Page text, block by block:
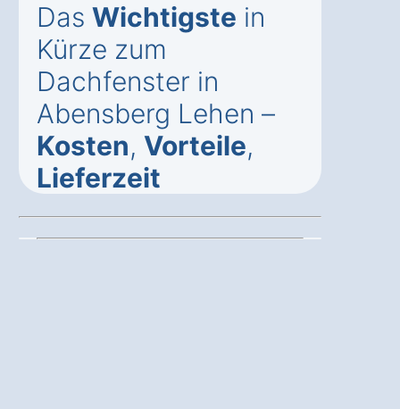
Das Wichtigste in
Kürze zum
Dachfenster in
Abensberg Lehen –
Kosten, Vorteile,
Lieferzeit